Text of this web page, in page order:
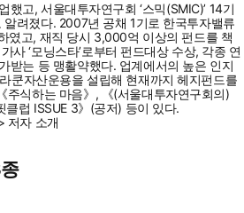
고, 서울대투자연구회 ‘스믹(SMIC)’ 14기
려졌다. 2007년 공채 1기로 한국투자밸류
였고, 재직 당시 3,000억 이상의 펀드를 책
사 ‘모닝스타’로부터 펀드대상 수상, 각종 연
받는 등 맹활약했다. 업계에서의 높은 인지
쿤자산운용을 설립해 현재까지 헤지펀드를
주식하는 마음》, 《(서울대투자연구회의)
럽 ISSUE 3》(공저) 등이 있다.
저자 소개